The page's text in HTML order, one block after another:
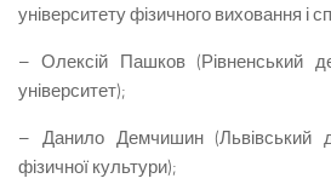
університету фізичного виховання і
– Олексій Пашков (Рівненський
університет);
– Данило Демчишин (Львівський
фізичної культури);